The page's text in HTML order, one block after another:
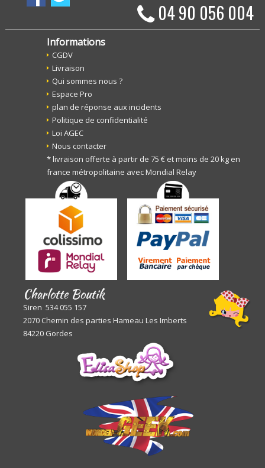
04 90 056 004
Informations
CGDV
Livraison
Qui sommes nous ?
Espace Pro
plan de réponse aux incidents
Politique de confidentialité
Loi AGEC
Nous contacter
* livraison offerte à partir de 75 € et moins de 20 kg en
france métropolitaine avec Mondial Relay
Charlotte Boutik
Siren 534 055 157
2070 Chemin des parties Hameau Les Imberts
84220 Gordes